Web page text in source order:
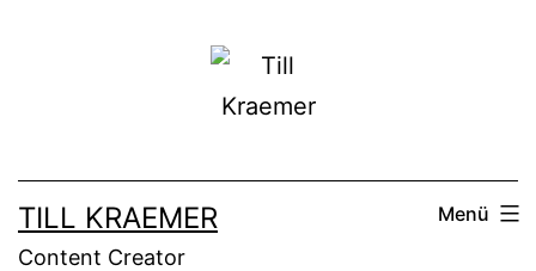
TILL KRAEMER
Content Creator
Menü